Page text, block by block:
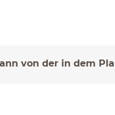
von der in dem